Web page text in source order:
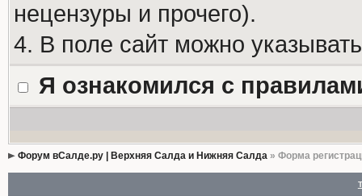
нецензуры и прочего).
4. В поле сайт можно
Я ознакомился с
Форум вСалде.ру | Верхняя Салда и Нижняя Салда» Форма